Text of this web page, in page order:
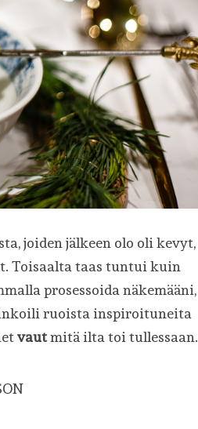
joiden jälkeen olo oli kevyt,
Toisaalta taas tuntui kuin
prosessoida näkemääni,
ruoista inspiroituneita
vautmitä ilta toi tullessaan.